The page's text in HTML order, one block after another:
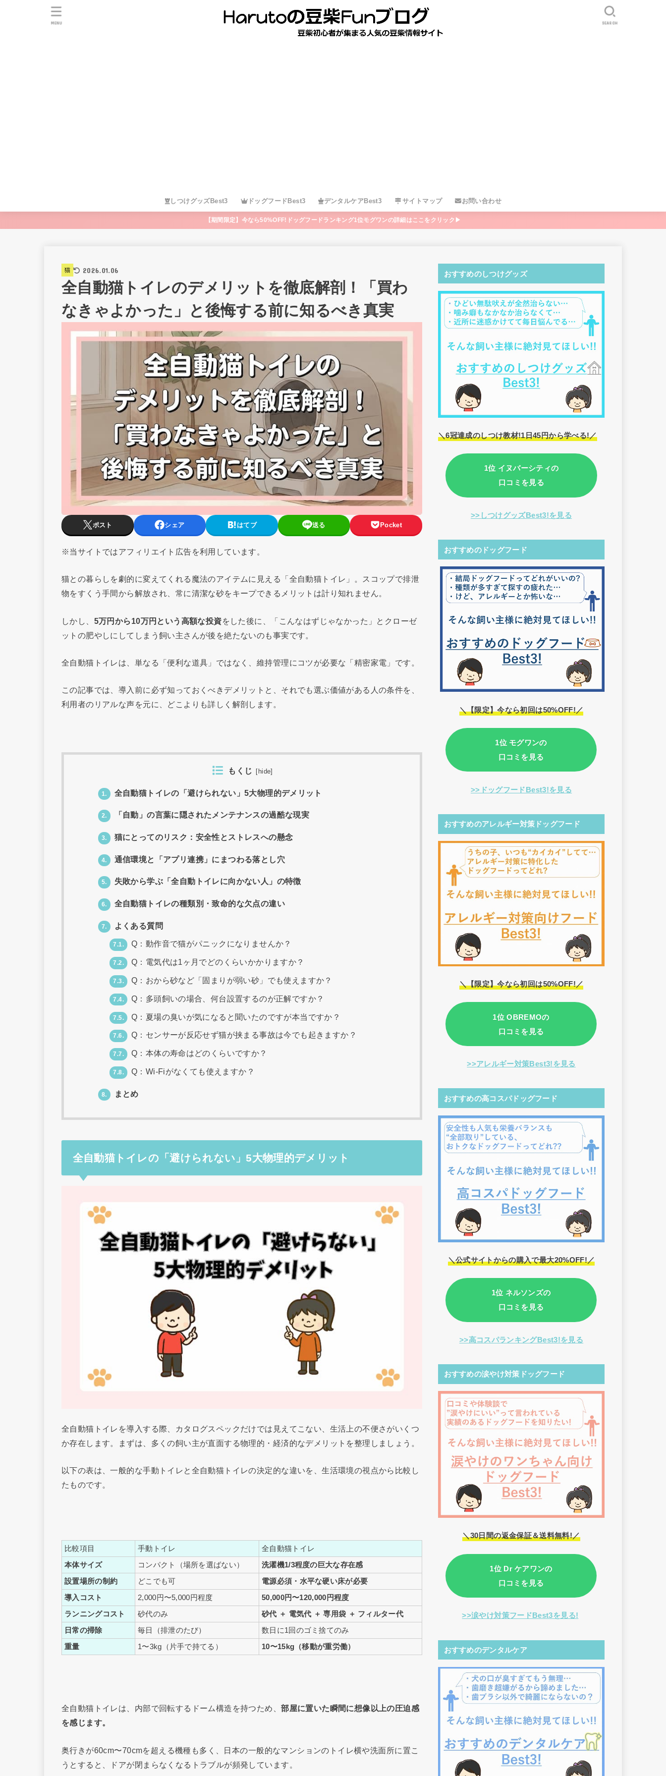
しつけグッズBest3 ドッグフードBest3 デンタルケアBest3 サイトマップ お問い合わせ
SEARCH
MENU
【期間限定】今なら50%OFF!ドッグフードランキング1位モグワンの詳細はここをクリック▶
猫 2026.01.06
全自動猫トイレのデメリットを徹底解剖！「買わ
なきゃよかった」と後悔する前に知るべき真実
ポスト シェア はてブ 送る Pocket
※当サイトではアフィリエイト広告を利用しています。
猫との暮らしを劇的に変えてくれる魔法のアイテムに見える「全自動猫トイレ」。スコップで排泄
物をすくう手間から解放され、常に清潔な砂をキープできるメリットは計り知れません。
しかし、 5万円から10万円という高額な投資をした後に、「こんなはずじゃなかった」とクローゼ
ットの肥やしにしてしまう飼い主さんが後を絶たないのも事実です。
全自動猫トイレは、単なる「便利な道具」ではなく、維持管理にコツが必要な「精密家電」です。
この記事では、導入前に必ず知っておくべきデメリットと、それでも選ぶ価値がある人の条件を、
利用者のリアルな声を元に、どこよりも詳しく解剖します。
もくじ hide
1. 全自動猫トイレの「避けられない」5大物理的デメリット
2. 「自動」の言葉に隠されたメンテナンスの過酷な現実
3. 猫にとってのリスク：安全性とストレスへの懸念
4. 通信環境と「アプリ連携」にまつわる落とし穴
5. 失敗から学ぶ「全自動トイレに向かない人」の特徴
6. 全自動猫トイレの種類別・致命的な欠点の違い
7. よくある質問
7.1. Q：動作音で猫がパニックになりませんか？
7.2. Q：電気代は1ヶ月でどのくらいかかりますか？
7.3. Q：おから砂など「固まりが弱い砂」でも使えますか？
7.4. Q：多頭飼いの場合、何台設置するのが正解ですか？
7.5. Q：夏場の臭いが気になると聞いたのですが本当ですか？
7.6. Q：センサーが反応せず猫が挟まる事故は今でも起きますか？
7.7. Q：本体の寿命はどのくらいですか？
7.8. Q：Wi-Fiがなくても使えますか？
8. まとめ
全自動猫トイレの「避けられない」5大物理的デメリット
全自動猫トイレを導入する際、カタログスペックだけでは見えてこない、生活上の不便さがいくつ
か存在します。まずは、多くの飼い主が直面する物理的・経済的なデメリットを整理しましょう。
以下の表は、一般的な手動トイレと全自動猫トイレの決定的な違いを、生活環境の視点から比較し
たものです。
比較項目 手動トイレ 全自動猫トイレ
本体サイズ コンパクト（場所を選ばない） 洗濯機1/3程度の巨大な存在感
設置場所の制約 どこでも可 電源必須・水平な硬い床が必要
導入コスト 2,000円〜5,000円程度 50,000円〜120,000円程度
ランニングコスト 砂代のみ 砂代 ＋ 電気代 ＋ 専用袋 ＋ フィルター代
日常の掃除 毎日（排泄のたび） 数日に1回のゴミ捨てのみ
重量 1〜3kg（片手で持てる） 10〜15kg（移動が重労働）
全自動猫トイレは、内部で回転するドーム構造を持つため、部屋に置いた瞬間に想像以上の圧迫感
を感じます。
奥行きが60cm〜70cmを超える機種も多く、日本の一般的なマンションのトイレ横や洗面所に置こ
うとすると、ドアが閉まらなくなるトラブルが頻発しています。
おすすめのしつけグッズ
＼6冠達成のしつけ教材!1日45円から学べる!／
1位 イヌバーシティの
口コミを見る
>>しつけグッズBest3!を見る
おすすめのドッグフード
＼【限定】今なら初回は50%OFF!／
1位 モグワンの
口コミを見る
>>ドッグフードBest3!を見る
おすすめのアレルギー対策ドッグフード
＼【限定】今なら初回は50%OFF!／
1位 OBREMOの
口コミを見る
>>アレルギー対策Best3!を見る
おすすめの高コスパドッグフード
＼公式サイトからの購入で最大20%OFF!／
1位 ネルソンズの
口コミを見る
>>高コスパランキングBest3!を見る
おすすめの涙やけ対策ドッグフード
＼30日間の返金保証＆送料無料!／
1位 Dr ケアワンの
口コミを見る
>>涙やけ対策フードBest3を見る!
おすすめのデンタルケア